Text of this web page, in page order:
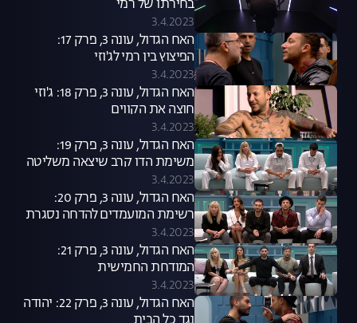
בחירתו של רמי
3.4.2023
האח הגדול, עונה 3, פרק 17:
הפיצוץ בין רמי לג'וזי
3.4.2023
האח הגדול, עונה 3, פרק 18: ג'וזי
חוצה את הקווים
3.4.2023
האח הגדול, עונה 3, פרק 19:
משימת הדו קרב שיצאה משליטה
3.4.2023
האח הגדול, עונה 3, פרק 20:
רשימת המועמדים להדחה נסגרת
3.4.2023
האח הגדול, עונה 3, פרק 21:
המודחת החמישית
3.4.2023
האח הגדול, עונה 3, פרק 22: יהודה